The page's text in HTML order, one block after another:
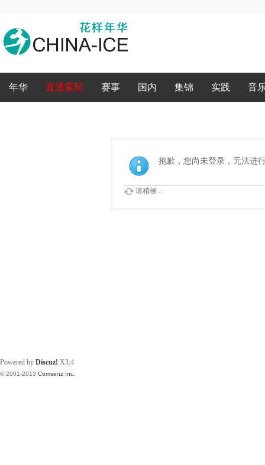
年华 直通索契 赛事 国内 集锦 实践 音
抱歉，您尚未登录，无法进
请稍候...
Powered by Discuz! X3.4
© 2001-2013 Comsenz Inc.